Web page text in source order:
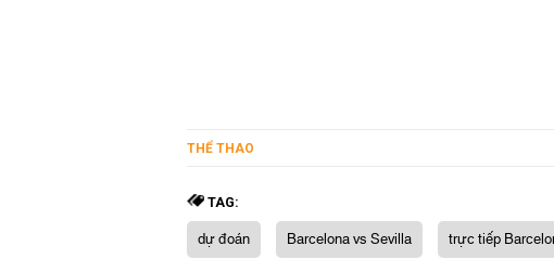
THỂ THAO
TAG:
dự đoán Barcelona vs Sevilla trực tiếp